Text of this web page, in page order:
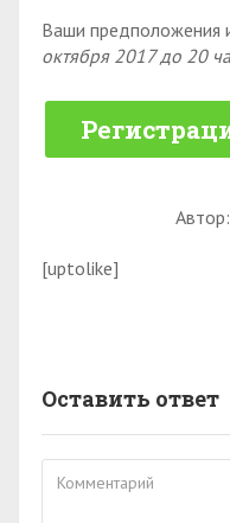
Ваши предположения
октября 2017 до 20
Автор:
[uptolike]
Оставить ответ